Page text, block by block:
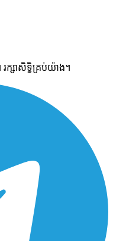
រក្សាសិទ្ធិគ្រប់យ៉ាង។